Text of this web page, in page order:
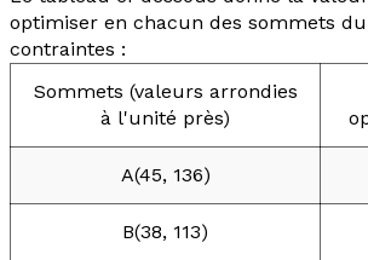
optimiser en chacun des sommets
contraintes :
Sommets (valeurs arrondies
à l'unité près)
A(45, 136)
B(38, 113)